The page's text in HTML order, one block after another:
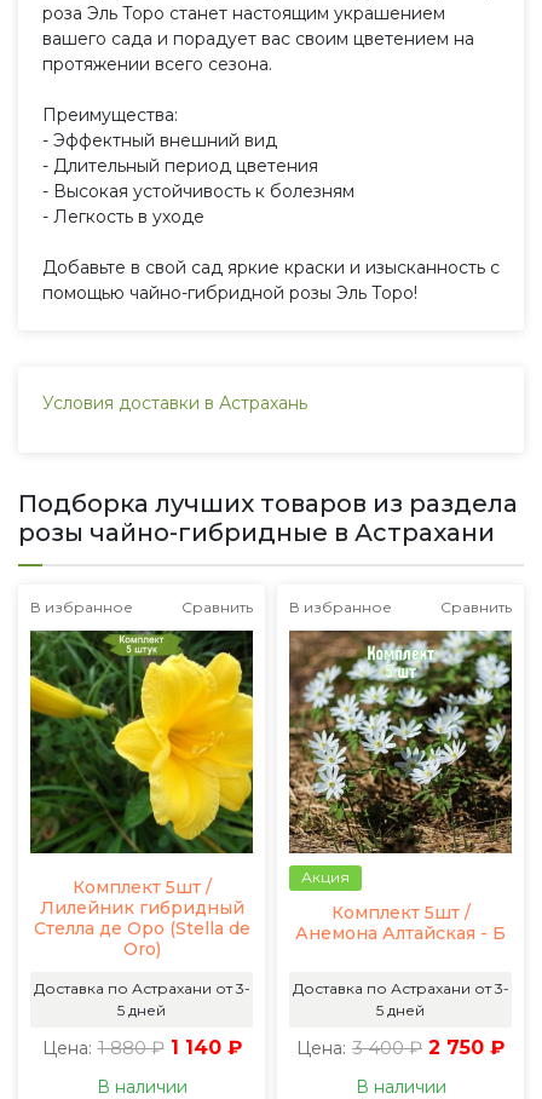
роза Эль Торо станет настоящим украшением
вашего сада и порадует вас своим цветением на
протяжении всего сезона.
Преимущества:
- Эффектный внешний вид
- Длительный период цветения
- Высокая устойчивость к болезням
- Легкость в уходе
Добавьте в свой сад яркие краски и изысканность с
помощью чайно-гибридной розы Эль Торо!
Условия доставки в Астрахань
Подборка лучших товаров из раздела
розы чайно-гибридные в Астрахани
В избранное Сравнить
Комплект 5шт /
Лилейник гибридный
Стелла де Оро (Stella de
Oro)
Доставка по Астрахани от 3-
5 дней
Цена: 1 880 ₽ 1 140 ₽
В наличии
В избранное Сравнить
Акция
Комплект 5шт /
Анемона Алтайская - Б
Доставка по Астрахани от 3-
5 дней
Цена: 3 400 ₽ 2 750 ₽
В наличии